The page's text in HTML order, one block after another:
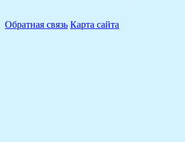
Обратная связь Карта сайта